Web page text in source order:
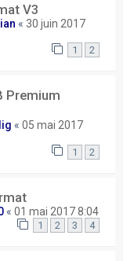
V3
« 30 juin 2017
1 2
Premium
« 05 mai 2017
1 2
« 01 mai 2017 8:04
1 2 3 4